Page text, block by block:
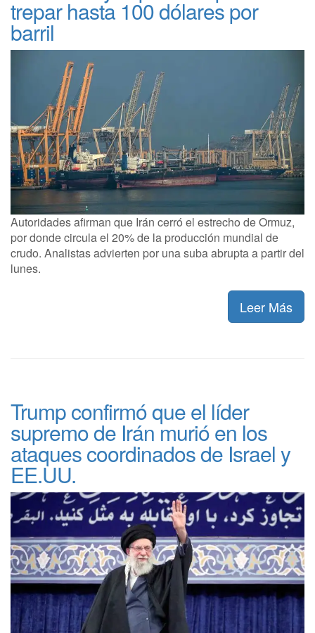
trepar hasta 100 dólares por
barril
Autoridades afirman que Irán cerró el estrecho de Ormuz,
por donde circula el 20% de la producción mundial de
crudo. Analistas advierten por una suba abrupta a partir del
lunes.
Leer Más
Trump confirmó que el líder
supremo de Irán murió en los
ataques coordinados de Israel y
EE.UU.